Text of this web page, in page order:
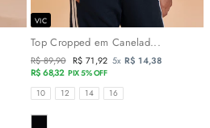
VIC
Top Cropped em Canelad...
Preço
normal
R$ 89,90 Preço
promocional
R$ 71,92 5x R$ 14,38
R$ 68,32 PIX 5% OFF
TAMANHOS
10 12 14 16
COR